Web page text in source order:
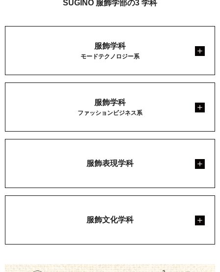
SUGINO 服飾学部の3 学科
服飾学科
モードテクノロジー系
服飾学科
ファッションビジネス系
服飾表現学科
服飾文化学科